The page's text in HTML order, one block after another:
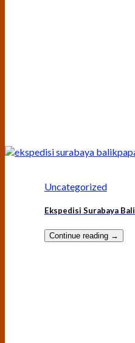
Uncategorized
Ekspedisi Surabaya
Continue reading →